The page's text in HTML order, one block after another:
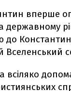
вперше
державному
до
всіляко